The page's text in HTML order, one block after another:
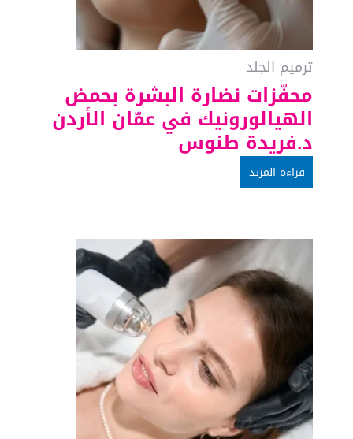
ترميم الجلد
محفّزات نضارة البشرة بحمض
الهيالورونيك في عمّان الأردن
د.فريدة طنوس
قراءة المزيد